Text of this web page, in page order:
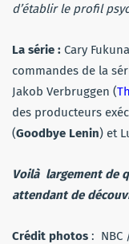
d’établir le profil
La série : Cary
commandes de la
Jakob Verbruggen (
des producteurs
(Goodbye Lenin) et
Voilà largement de
attendant de
Crédit photos : NBC